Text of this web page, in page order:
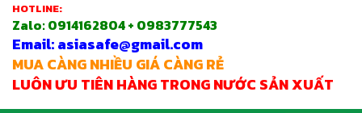
HOTLINE:
Zalo:0914162804 + 0983777543
Email: asiasafe@gmail.com
MUA CÀNG NHIỀU GIÁ CÀNG RẺ
LUÔN ƯU TIÊN HÀNG TRONG NƯỚC SẢN XUẤT